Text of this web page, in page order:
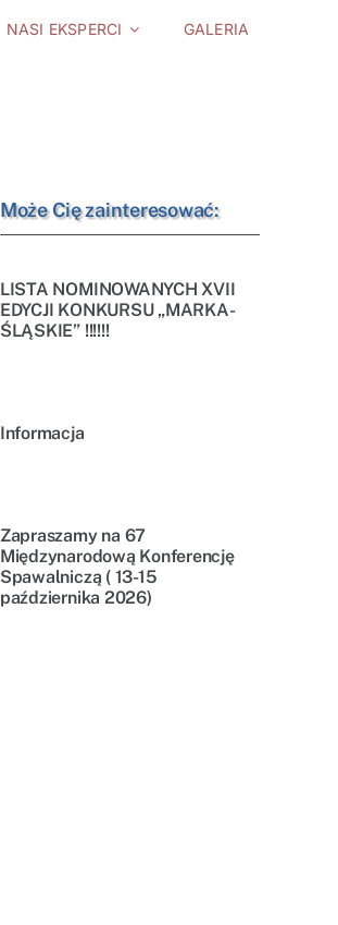
NASI EKSPERCI GALERIA
Może Cię zainteresować:
LISTA NOMINOWANYCH XVII
EDYCJI KONKURSU „MARKA-
ŚLĄSKIE” !!!!!!
Informacja
Zapraszamy na 67
Międzynarodową Konferencję
Spawalniczą ( 13-15
października 2026)